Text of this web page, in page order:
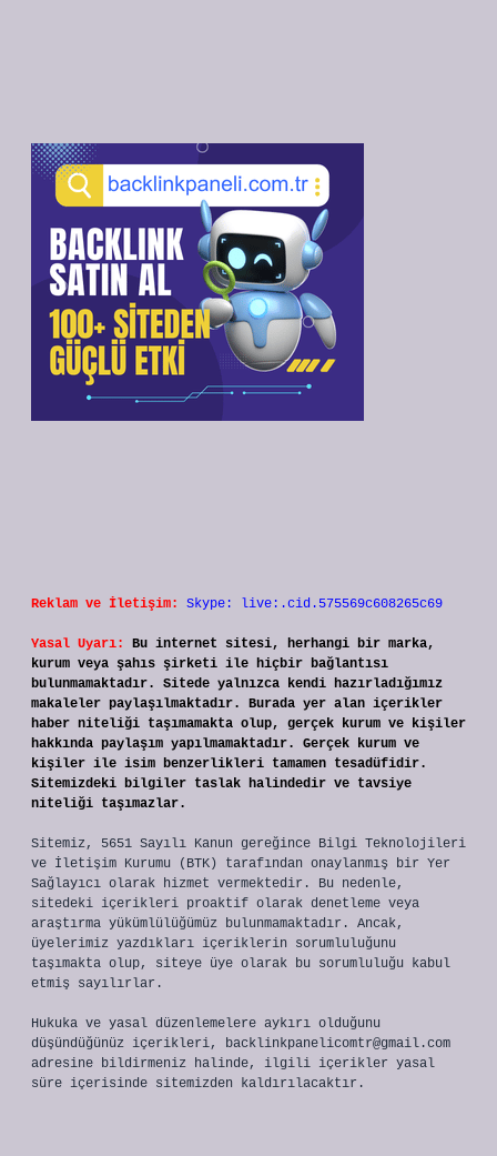
Reklam ve İletişim: Skype: live:.cid.575569c608265c69
Yasal Uyarı:
Bu internet sitesi, herhangi bir marka,
kurum veya şahıs şirketi ile hiçbir bağlantısı
bulunmamaktadır. Sitede yalnızca kendi hazırladığımız
makaleler paylaşılmaktadır. Burada yer alan içerikler
haber niteliği taşımamakta olup, gerçek kurum ve kişiler
hakkında paylaşım yapılmamaktadır. Gerçek kurum ve
kişiler ile isim benzerlikleri tamamen tesadüfidir.
Sitemizdeki bilgiler taslak halindedir ve tavsiye
niteliği taşımazlar.
Sitemiz, 5651 Sayılı Kanun gereğince Bilgi Teknolojileri
ve İletişim Kurumu (BTK) tarafından onaylanmış bir Yer
Sağlayıcı olarak hizmet vermektedir. Bu nedenle,
sitedeki içerikleri proaktif olarak denetleme veya
araştırma yükümlülüğümüz bulunmamaktadır. Ancak,
üyelerimiz yazdıkları içeriklerin sorumluluğunu
taşımakta olup, siteye üye olarak bu sorumluluğu kabul
etmiş sayılırlar.
Hukuka ve yasal düzenlemelere aykırı olduğunu
düşündüğünüz içerikleri, backlinkpanelicomtr@gmail.com
adresine bildirmeniz halinde, ilgili içerikler yasal
süre içerisinde sitemizden kaldırılacaktır.